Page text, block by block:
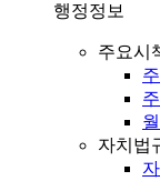
행정정보
주요시
자치법